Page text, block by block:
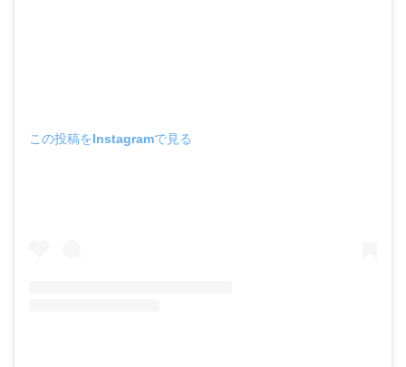
この投稿をInstagramで見る